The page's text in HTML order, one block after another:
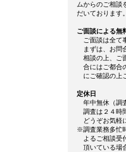
ムからのご相談
だいております。
ご面談による無
ご面談は全て
まずは、お問
相談の上、ご
合にはご都合
にご確認の上
定休日
年中無休（調
調査は２４時
どうぞお気軽
※調査業務多忙
よるご相談受
頂いている場